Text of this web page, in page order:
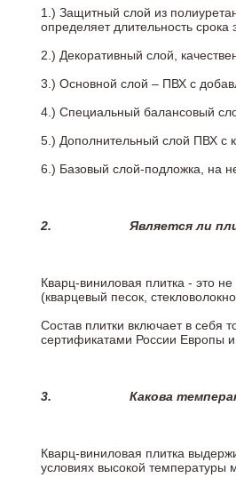
1.) Защитный слой из
определяет длительность
2.) Декоративный слой,
3.) Основной слой – ПВХ с
4.) Специальный балансовый
5.) Дополнительный слой ПВХ с
6.) Базовый слой-подложка, на
2. Является ли
Кварц-виниловая плитка - это
(кварцевый песок,
Состав плитки включает в себя
сертификатами России Европы
3. Какова
Кварц-виниловая плитка
условиях высокой температуры